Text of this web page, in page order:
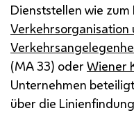
Dienststellen wie
Verkehrsorganisation
(MA33) oder Wiener
Unternehmen
über die